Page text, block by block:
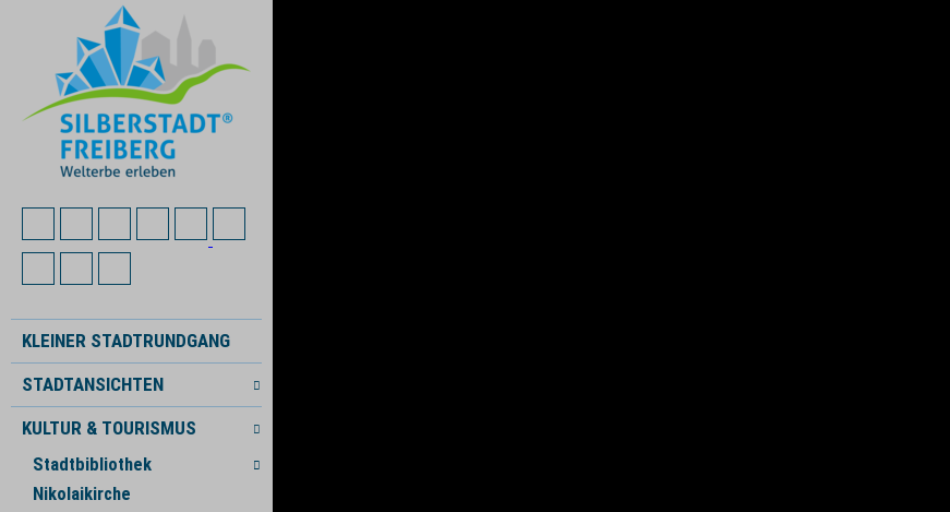
KLEINER STADTRUNDGANG
STADTANSICHTEN
KULTUR & TOURISMUS
Stadtbibliothek
Nikolaikirche